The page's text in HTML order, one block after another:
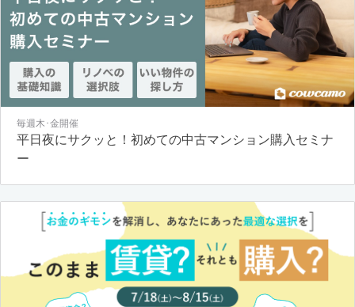
毎週木･金開催
平日夜にサクッと！初めての中古マンション購入セミナ
ー